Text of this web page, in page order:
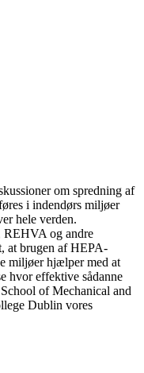
om spredning af
i indendørs miljøer
hele verden.
REHVA og andre
at brugen af HEPA-
miljøer hjælper med at
hvor effektive sådanne
of Mechanical and
Dublin vores